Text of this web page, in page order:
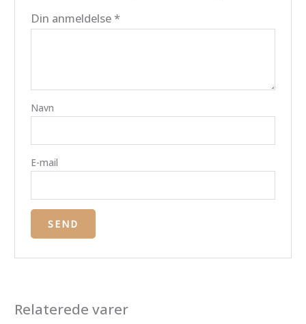
Din anmeldelse*
Navn
E-mail
Relaterede varer